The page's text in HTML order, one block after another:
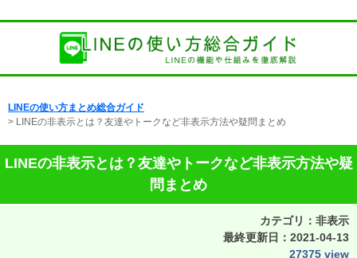
LINEの使い方まとめ総合ガイド
> LINEの非表示とは？友達やトークなど非表示方法や疑問まとめ
LINEの非表示とは？友達やトークなど非表示方法や疑
問まとめ
カテゴリ：非表示
最終更新日： 2021-04-13
27375 view